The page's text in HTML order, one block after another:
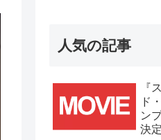
人気の記事
『
ド
ン
決